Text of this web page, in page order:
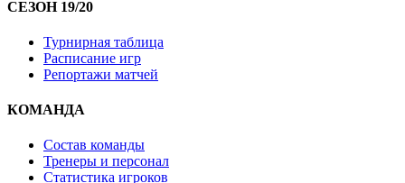
СЕЗОН 19/20
Турнирная таблица
Расписание игр
Репортажи матчей
КОМАНДА
Состав команды
Тренеры и персонал
Статистика игроков